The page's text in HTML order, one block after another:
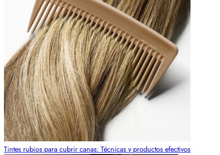
Tintes rubios para cubrir canas: Técnicas y productos efectivos